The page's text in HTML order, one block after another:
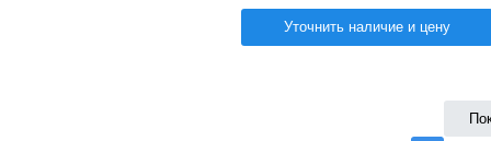
Уточнить наличие и цену